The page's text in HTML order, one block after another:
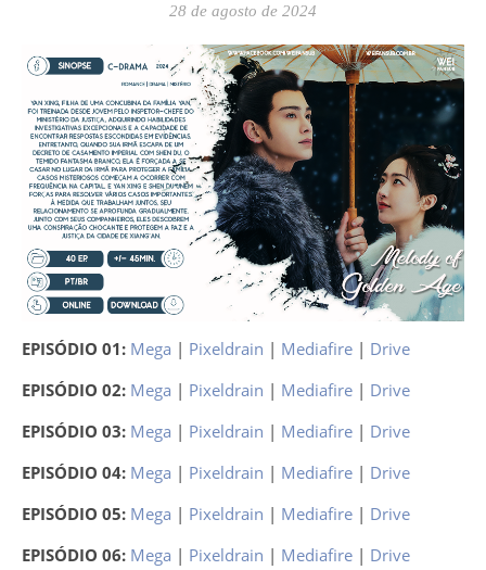
28 de agosto de 2024
EPISÓDIO 01: Mega | Pixeldrain | Mediafire | Drive
EPISÓDIO 02: Mega | Pixeldrain | Mediafire | Drive
EPISÓDIO 03: Mega | Pixeldrain | Mediafire | Drive
EPISÓDIO 04: Mega | Pixeldrain | Mediafire | Drive
EPISÓDIO 05: Mega | Pixeldrain | Mediafire | Drive
EPISÓDIO 06: Mega | Pixeldrain | Mediafire | Drive